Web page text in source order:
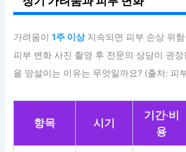
가려움이1주 이상지속되면 피부 손상 위
피부 변화 사진 촬영 후 전문의 상담이 권
을 망설이는 이유는 무엇일까요? (출처: 피
항목 시기
기간·비
용